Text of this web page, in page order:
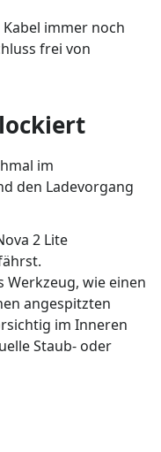
immer noch
frei von
im
den Ladevorgang
2 Lite
Werkzeug, wie einen
angespitzten
im Inneren
Staub- oder